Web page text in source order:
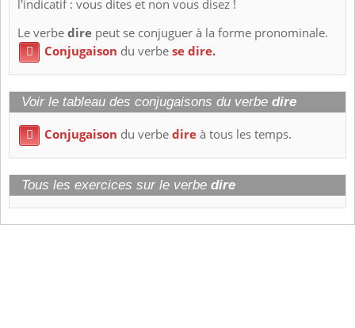
l'indicatif : vous dites et non vous disez !
Le verbedire peut se conjuguer à la forme pronominale.
 Conjugaison du verbese dire.
Voir le tableau des conjugaisons du verbe dire
 Conjugaison du verbedireà tous les temps.
Tous les exercices sur le verbe dire